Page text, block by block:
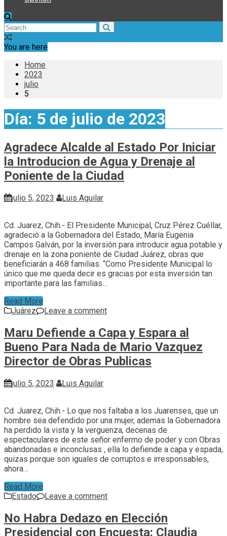
You are here
Home
2023
julio
5
Día: 5 de julio de 2023
Agradece Alcalde al Estado Por Iniciar
la Introducion de Agua y Drenaje al
Poniente de la Ciudad
julio 5, 2023 Luis Aguilar
Cd. Juarez, Chih.- El Presidente Municipal, Cruz Pérez Cuéllar,
agradeció a la Gobernadora del Estado, María Eugenia
Campos Galván, por la inversión para introducir agua potable y
drenaje en la zona poniente de Ciudad Juárez, obras que
beneficiarán a 468 familias. “Como Presidente Municipal lo
único que me queda decir es gracias por esta inversión tan
importante para las familias…
Read More
Juárez
Leave a comment
Maru Defiende a Capa y Espara al
Bueno Para Nada de Mario Vazquez
Director de Obras Publicas
julio 5, 2023 Luis Aguilar
Cd. Juarez, Chih.- Lo que nos faltaba a los Juarenses, que un
hombre sea defendido por una mujer, ademas la Gobernadora
ha perdido la vista y la verguenza, decenas de
espectaculares de este señor enfermo de poder y con Obras
abandonadas e inconclusas , ella lo defiende a capa y espada,
quizas porque son iguales de corruptos e irresponsables,
ahora…
Read More
Estado
Leave a comment
No Habra Dedazo en Elección
Presidencial con Encuesta: Claudia